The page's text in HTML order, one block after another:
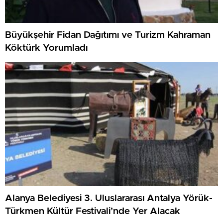
Büyükşehir Fidan Dağıtımı ve Turizm Kahraman
Köktürk Yorumladı
Alanya Belediyesi 3. Uluslararası Antalya Yörük-
Türkmen Kültür Festivali’nde Yer Alacak